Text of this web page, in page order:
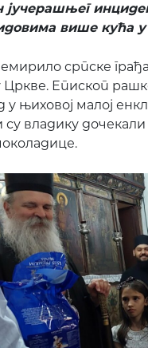
јучерашњег
више кућа
српске
Епископ
у њиховој малој
владику дочекали